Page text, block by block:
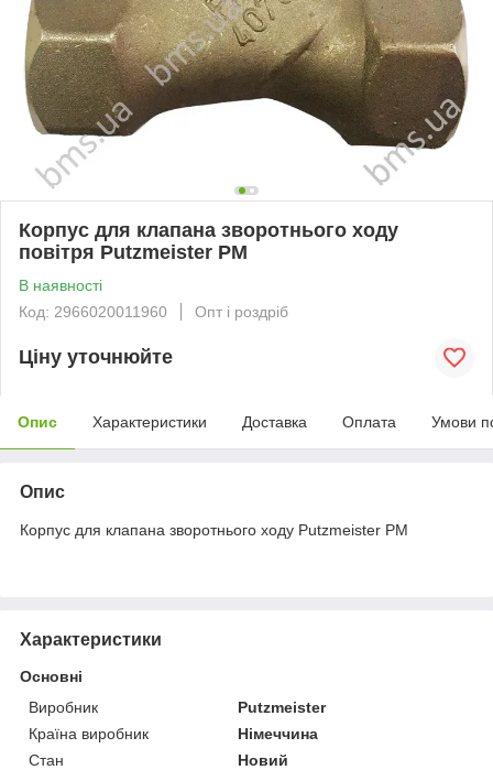
Корпус для клапана зворотнього ходу
повітря Putzmeister РМ
В наявності
Код: 2966020011960
Опт і роздріб
Ціну уточнюйте
Опис Характеристики Доставка Оплата Умови
Опис
Корпус для клапана зворотнього ходу Putzmeister РМ
Характеристики
Основні
Виробник
Putzmeister
Країна виробник
Німеччина
Стан
Новий